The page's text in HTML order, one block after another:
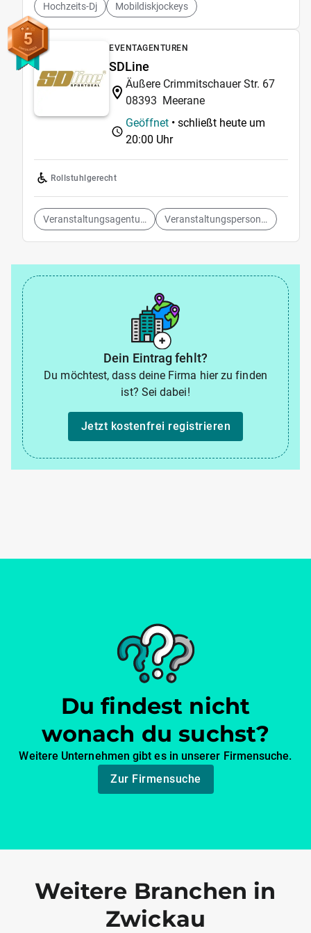
Hochzeits-Dj Mobildiskjockeys
5 EVENTAGENTUREN
SDLine
Äußere Crimmitschauer Str. 67
08393 Meerane
Geöffnet • schließt heute um
20:00 Uhr
Rollstuhlgerecht
Veranstaltungsagenturen Veranstaltungspersonal
Dein Eintrag fehlt?
Du möchtest, dass deine Firma hier zu finden
ist? Sei dabei!
Jetzt kostenfrei registrieren
Du findest nicht
wonach du suchst?
Weitere Unternehmen gibt es in unserer Firmensuche.
Zur Firmensuche
Weitere Branchen in
Zwickau